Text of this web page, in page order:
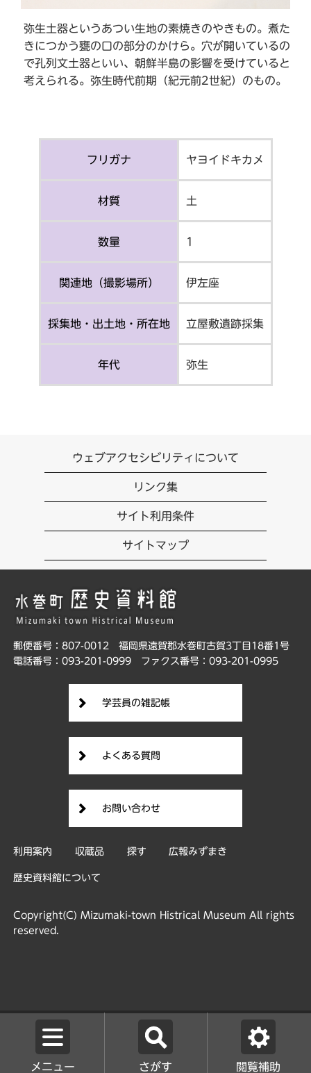
メニュー さがす 閲覧補助
弥生土器というあつい生地の素焼きのやきもの。煮た
きにつかう甕の口の部分のかけら。穴が開いているの
で孔列文土器といい、朝鮮半島の影響を受けていると
考えられる。弥生時代前期（紀元前2世紀）のもの。
フリガナ ヤヨイドキカメ
材質 土
数量 1
関連地（撮影場所） 伊左座
採集地・出土地・所在地 立屋敷遺跡採集
年代 弥生
ウェブアクセシビリティについて
リンク集
サイト利用条件
サイトマップ
郵便番号：807-0012
福岡県遠賀郡水巻町古賀3丁目18番1号
電話番号：093-201-0999
ファクス番号：093-201-0995
学芸員の雑記帳
よくある質問
お問い合わせ
利用案内 収蔵品 探す 広報みずまき
歴史資料館について
Copyright(C) Mizumaki-town Histrical Museum All rights
reserved.